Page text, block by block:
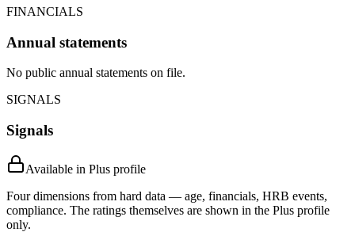
FINANCIALS
Annual statements
No public annual statements on file.
SIGNALS
Signals
Available in Plus profile
Four dimensions from hard data — age, financials, HRB events,
compliance. The ratings themselves are shown in the Plus profile
only.